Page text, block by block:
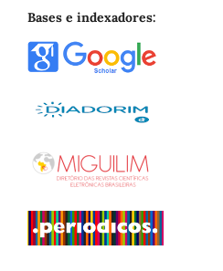
Bases e indexadores: